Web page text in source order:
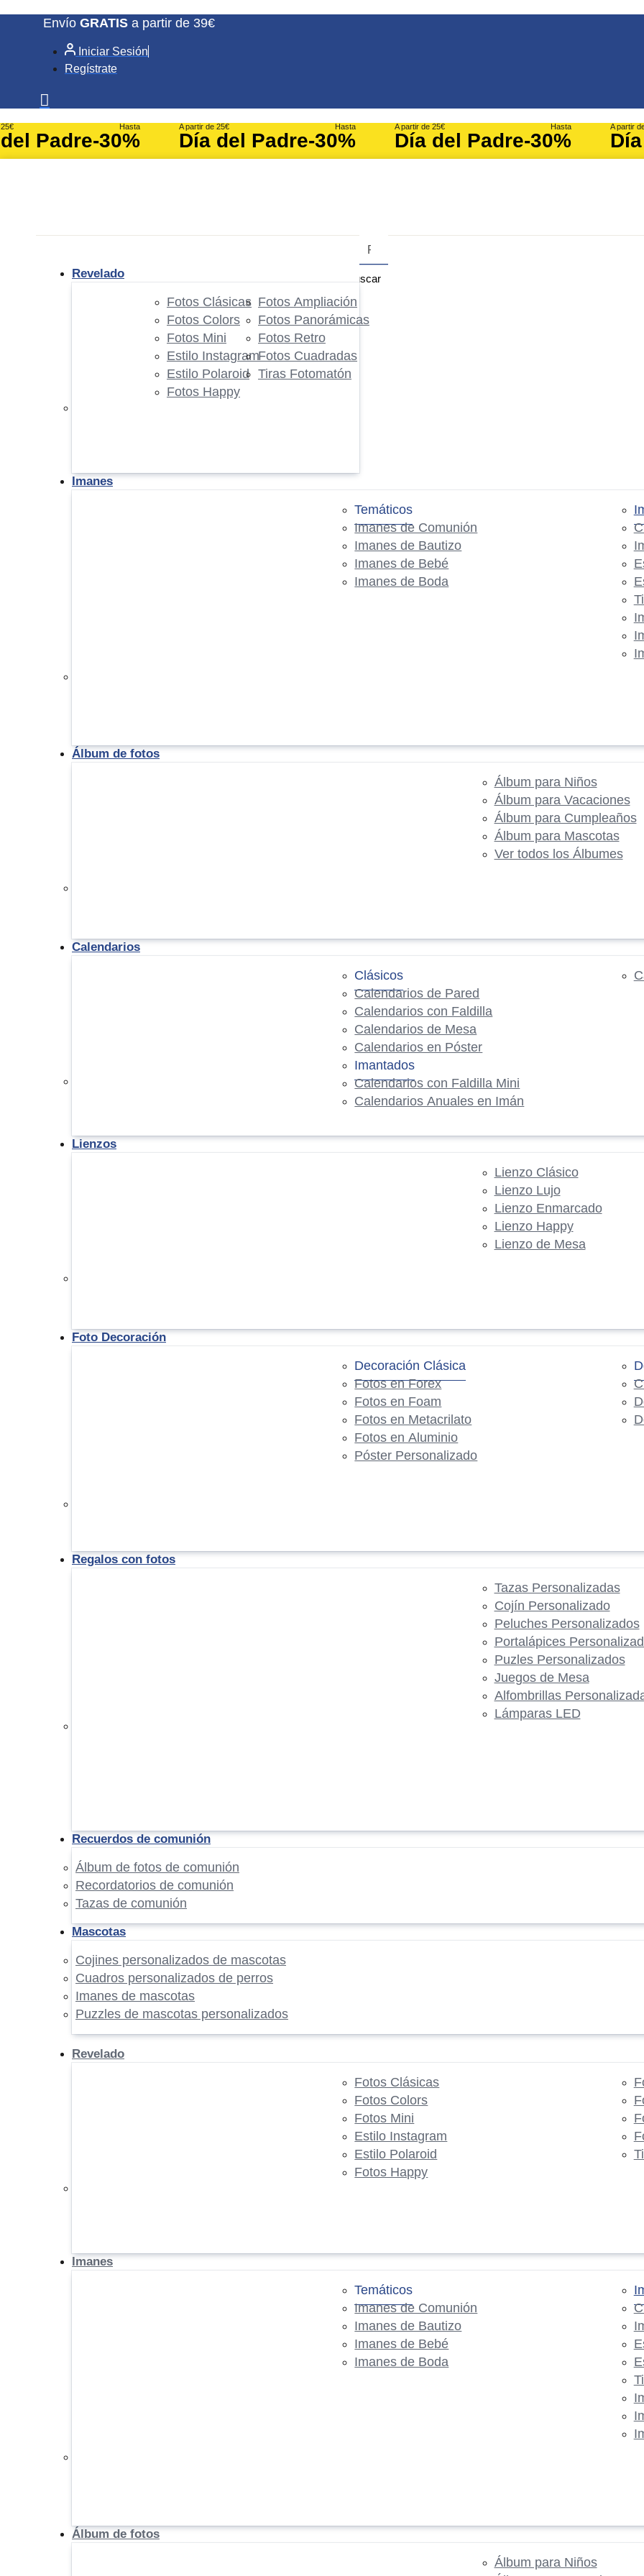
Envío GRATIS a partir de 39€
Iniciar Sesión
Regístrate
Padre
Hasta
-30%
A partir de 25€
Día del Padre
Hasta
-30%
A partir de 25€
Día del Padre
Hasta
-30%
A partir
Buscar
Revelado
Fotos Clásicas
Fotos Colors
Fotos Mini
Estilo Instagram
Estilo Polaroid
Fotos Happy
Fotos Ampliación
Fotos Panorámicas
Fotos Retro
Fotos Cuadradas
Tiras Fotomatón
Imanes
Temáticos
Imanes de Comunión
Imanes de Bautizo
Imanes de Bebé
Imanes de Boda
Álbum de fotos
Álbum para Niños
Álbum para Vacaciones
Álbum para Cumpleaños
Álbum para Mascotas
Ver todos los Álbumes
Calendarios
Clásicos
Calendarios de Pared
Calendarios con Faldilla
Calendarios de Mesa
Calendarios en Póster
Imantados
Calendarios con Faldilla Mini
Calendarios Anuales en Imán
Lienzos
Lienzo Clásico
Lienzo Lujo
Lienzo Enmarcado
Lienzo Happy
Lienzo de Mesa
Foto Decoración
Decoración Clásica
Fotos en Forex
Fotos en Foam
Fotos en Metacrilato
Fotos en Aluminio
Póster Personalizado
Regalos con fotos
Tazas Personalizadas
Cojín Personalizado
Peluches Personalizados
Portalápices
Puzles Personalizados
Juegos de Mesa
Alfombrillas
Lámparas LED
Recuerdos de comunión
Álbum de fotos de comunión
Recordatorios de comunión
Tazas de comunión
Mascotas
Cojines personalizados de mascotas
Cuadros personalizados de perros
Imanes de mascotas
Puzzles de mascotas personalizados
Revelado
Fotos Clásicas
Fotos Colors
Fotos Mini
Estilo Instagram
Estilo Polaroid
Fotos Happy
Imanes
Temáticos
Imanes de Comunión
Imanes de Bautizo
Imanes de Bebé
Imanes de Boda
Álbum de fotos
Álbum para Niños